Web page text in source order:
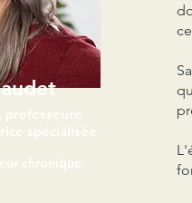
chronique
professeure
spécialisée